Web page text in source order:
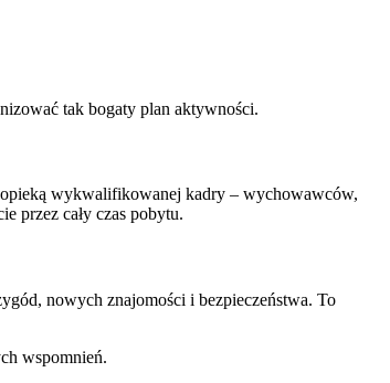
tak bogaty plan aktywności.
opieką wykwalifikowanej kadry – wychowawców,
przez cały czas pobytu.
nowych znajomości i bezpieczeństwa. To
wspomnień.